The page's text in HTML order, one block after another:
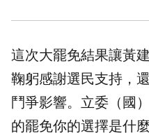
這次大罷免結果讓黃
鞠躬感謝選民支持，
鬥爭影響。立委（國
的罷免你的選擇是什